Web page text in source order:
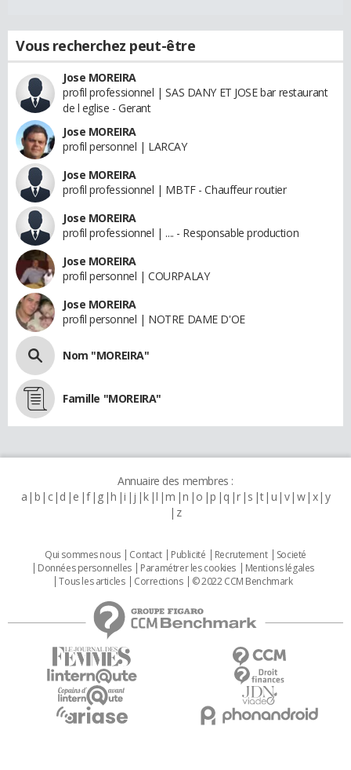
Vous recherchez peut-être
Jose MOREIRA
profil professionnel | SAS DANY ET JOSE bar restaurant
de l eglise - Gerant
Jose MOREIRA
profil personnel | LARCAY
Jose MOREIRA
profil professionnel | MBTF - Chauffeur routier
Jose MOREIRA
profil professionnel | .... - Responsable production
Jose MOREIRA
profil personnel | COURPALAY
Jose MOREIRA
profil personnel | NOTRE DAME D'OE
Nom "MOREIRA"
Famille "MOREIRA"
Annuaire des membres :
a b c d e f g h i j k l m n o p q r s t u v w x y
z
Qui sommes nous Contact Publicité Recrutement
Societé
Données personnelles
Paramétrer les cookies
Mentions légales
Tous les articles
Corrections © 2022 CCM Benchmark